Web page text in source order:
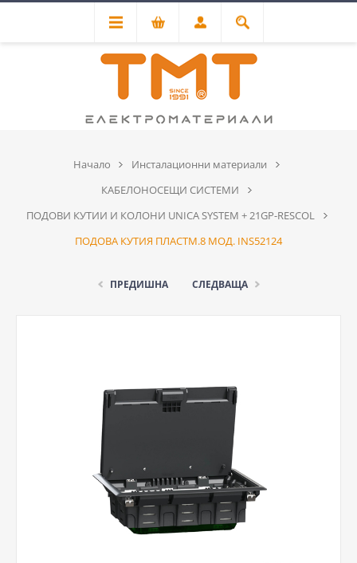
Начало
Инсталационни материали
КАБЕЛОНОСЕЩИ СИСТЕМИ
ПОДОВИ КУТИИ И КОЛОНИ UNICA SYSTEM + 21GP-RESCOL
ПОДОВА КУТИЯ ПЛАСТМ.8 МОД. INS52124
ПРЕДИШНА СЛЕДВАЩА